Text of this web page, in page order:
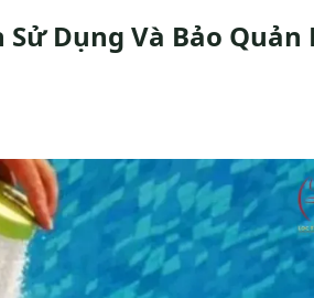
Sử Dụng Và Bảo Quản